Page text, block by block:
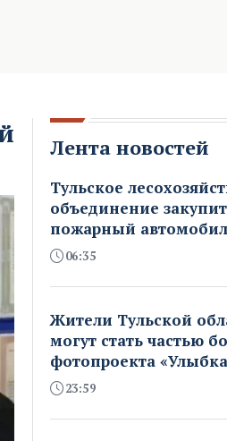
Лента новостей
Тульское
объединение закупит
пожарный
06:35
Жители Тульской
могут стать частью
фотопроекта
23:59